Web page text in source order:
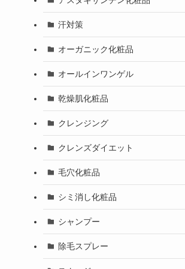
汗対策
オーガニック化粧品
オールインワンゲル
乾燥肌化粧品
クレンジング
クレンズダイエット
毛穴化粧品
シミ消し化粧品
シャンプー
除毛スプレー